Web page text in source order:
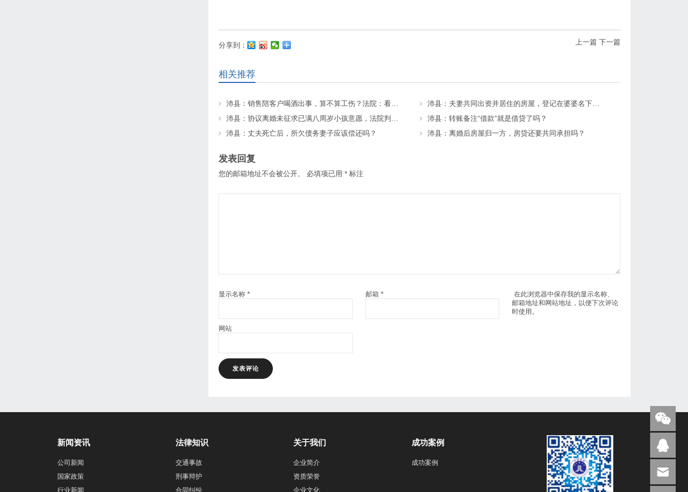
上一篇 下一篇
分享到：
相关推荐
沛县：夫妻共同出资并居住的房屋，登记在婆婆名下，离婚时如何处理？
沛县：转账备注“借款”就是借贷了吗？
沛县：丈夫死亡后，所欠债务妻子应该偿还吗？
沛县：离婚后房屋归一方，房贷还要共同承担吗？
发表回复
您的邮箱地址不会被公开。 必填项已用 * 标注
显示名称 * 邮箱 *
网站
在此浏览器中保存我的显示名称、
邮箱地址和网站地址，以便下次评论
时使用。
新闻资讯
公司新闻
国家政策
行业新闻
法律知识
交通事故
刑事辩护
合同纠纷
关于我们
企业简介
资质荣誉
企业文化
成功案例
成功案例